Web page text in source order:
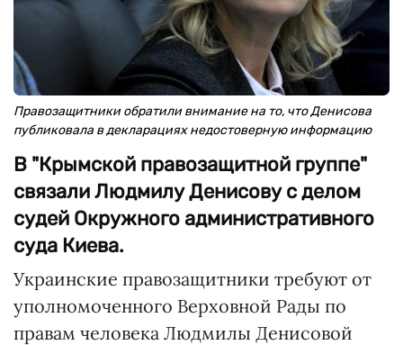
Правозащитники обратили внимание на то, что Денисова
публиковала в декларациях недостоверную информацию
В "Крымской правозащитной группе"
связали Людмилу Денисову с делом
судей Окружного административного
суда Киева.
Украинские правозащитники требуют от
уполномоченного Верховной Рады по
правам человека Людмилы Денисовой